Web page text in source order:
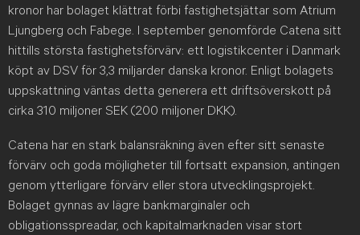
kronor har bolaget klättrat förbi fastighetsjättar som Atrium
Ljungberg och Fabege. I september genomförde Catena sitt
hittills största fastighetsförvärv: ett logistikcenter i Danmark
köpt av DSV för 3,3 miljarder danska kronor. Enligt bolagets
uppskattning väntas detta generera ett driftsöverskott på
cirka 310 miljoner SEK (200 miljoner DKK).
Catena har en stark balansräkning även efter sitt senaste
förvärv och goda möjligheter till fortsatt expansion, antingen
genom ytterligare förvärv eller stora utvecklingsprojekt.
Bolaget gynnas av lägre bankmarginaler och
obligationsspreadar, och kapitalmarknaden visar stort